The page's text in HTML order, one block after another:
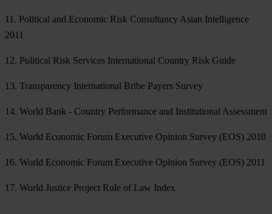
11. Political and Economic Risk Consultancy Asian Intelligence
2011
12. Political Risk Services International Country Risk Guide
13. Transparency International Bribe Payers Survey
14. World Bank - Country Performance and Institutional Assessment
15. World Economic Forum Executive Opinion Survey (EOS) 2010
16. World Economic Forum Executive Opinion Survey (EOS) 2011
17. World Justice Project Rule of Law Index